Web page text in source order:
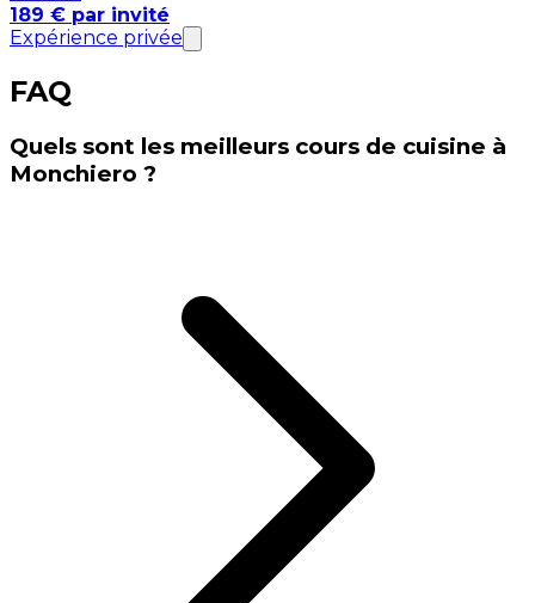
189 € par invité
Expérience privée
FAQ
Quels sont les meilleurs cours de cuisine à
Monchiero ?